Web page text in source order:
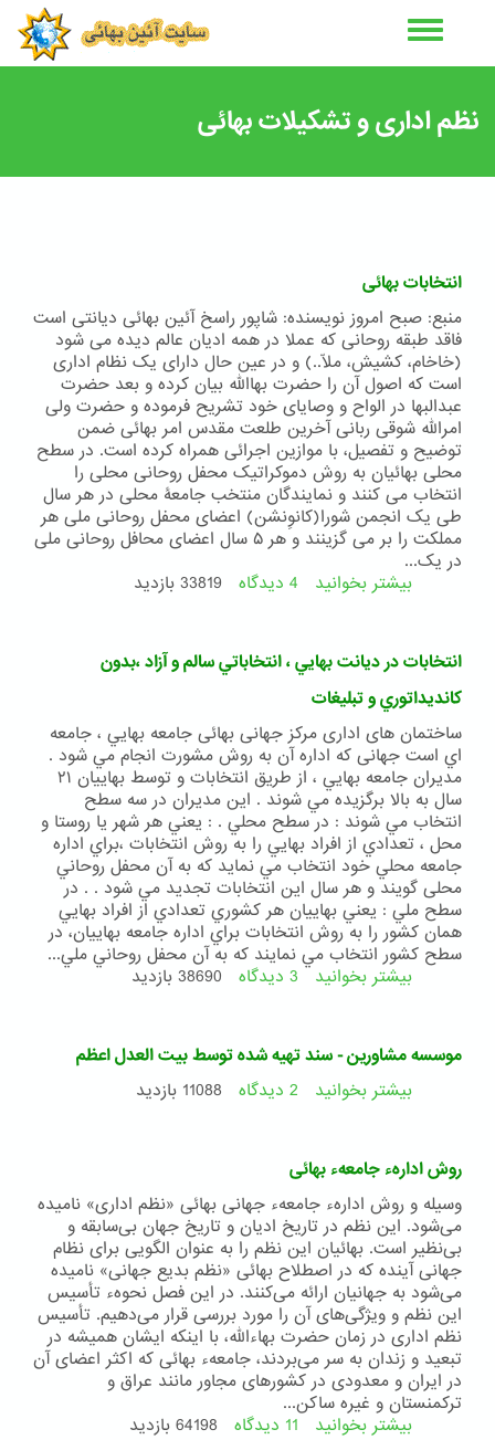
نظم اداری و تشکیلات بهائی
انتخابات بهائی
منبع: صبح امروز نویسنده: شاپور راسخ آئین بهائی دیانتی است
فاقد طبقه روحانی که عملا در همه ادیان عالم دیده می شود
(خاخام، کشیش، ملّا..) و در عین حال دارای یک نظام اداری
است که اصول آن را حضرت بهاالله بیان کرده و بعد حضرت
عبدالبها در الواح و وصایای خود تشریح فرموده و حضرت ولی
امرالله شوقی ربانی آخرین طلعت مقدس امر بهائی ضمن
توضیح و تفصیل، با موازین اجرائی همراه کرده است. در سطح
محلی بهائیان به روش دموکراتیک محفل روحانی محلی را
انتخاب می کنند و نمایندگان منتخب جامعۀ محلی در هر سال
طی یک انجمن شورا(کانوِنشن) اعضای محفل روحانی ملی هر
مملکت را بر می گزینند و هر ۵ سال اعضای محافل روحانی ملی
در یک...
بیشتر بخوانید درباره
4 دیدگاه 33819 بازدید
انتخابات در ديانت بهايي ، انتخاباتي سالم و آزاد ،بدون
كانديداتوري و تبليغات
ساختمان های اداری مرکز جهانی بهائی جامعه بهايي ، جامعه
اي است جهانی كه اداره آن به روش مشورت انجام مي شود .
مديران جامعه بهايي ، از طريق انتخابات و توسط بهاييان ۲۱
سال به بالا برگزيده مي شوند . اين مديران در سه سطح
انتخاب مي شوند : در سطح محلي . : يعني هر شهر يا روستا و
محل ، تعدادي از افراد بهايي را به روش انتخابات ،براي اداره
جامعه محلي خود انتخاب مي نمايد كه به آن محفل روحاني
محلی گويند و هر سال اين انتخابات تجديد مي شود . . در
سطح ملي : يعني بهاييان هر كشوري تعدادي از افراد بهايي
همان كشور را به روش انتخابات براي اداره جامعه بهاييان، در
سطح كشور انتخاب مي نمايند كه به آن محفل روحاني ملي...
بیشتر بخوانید درباره
ديانت
بهايي
آزاد
،بدون
كانديداتوري
و
تبليغات
3 دیدگاه 38690 بازدید
موسسه مشاورین - سند تهیه شده توسط بیت العدل اعظم
بیشتر بخوانید درباره
-
سند
تهیه
شده
توسط
بیت
العدل
اعظم
2 دیدگاه 11088 بازدید
روش ادارهء جامعهء بهائی
وسیله و روش ادارهء جامعهء جهانی بهائی «نظم اداری» نامیده
می‌شود. این نظم در تاریخ ادیان و تاریخ جهان بی‌سابقه و
بی‌نظیر است. بهائیان این نظم را به عنوان الگویی برای نظام
جهانی آینده كه در اصطلاح بهائی «نظم بدیع جهانی‌» نامیده
می‌شود به جهانیان ارائه می‌كنند. در این فصل نحوهء تأسیس
این نظم و ویژگی‌های آن را مورد بررسی قرار می‌دهیم. تأسیس
نظم اداری در زمان حضرت بهاءالله، با اینكه ایشان همیشه در
تبعید و زندان به سر می‌بردند، جامعهء بهائی كه اكثر اعضای آن
در ایران و معدودی در كشورهای مجاور مانند عراق و
تركمنستان و غیره ساكن...
بیشتر بخوانید درباره
11 دیدگاه 64198 بازدید